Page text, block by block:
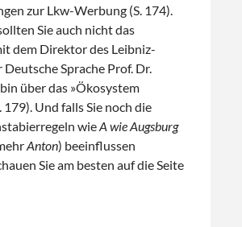
zur Lkw-Werbung (S. 174).
Sie auch nicht das
dem Direktor des Leibniz-
Sprache Prof. Dr.
über das »Ökosystem
179). Und falls Sie noch die
wieA wie Augsburg
Anton) beeinflussen
Sie am besten auf die Seite